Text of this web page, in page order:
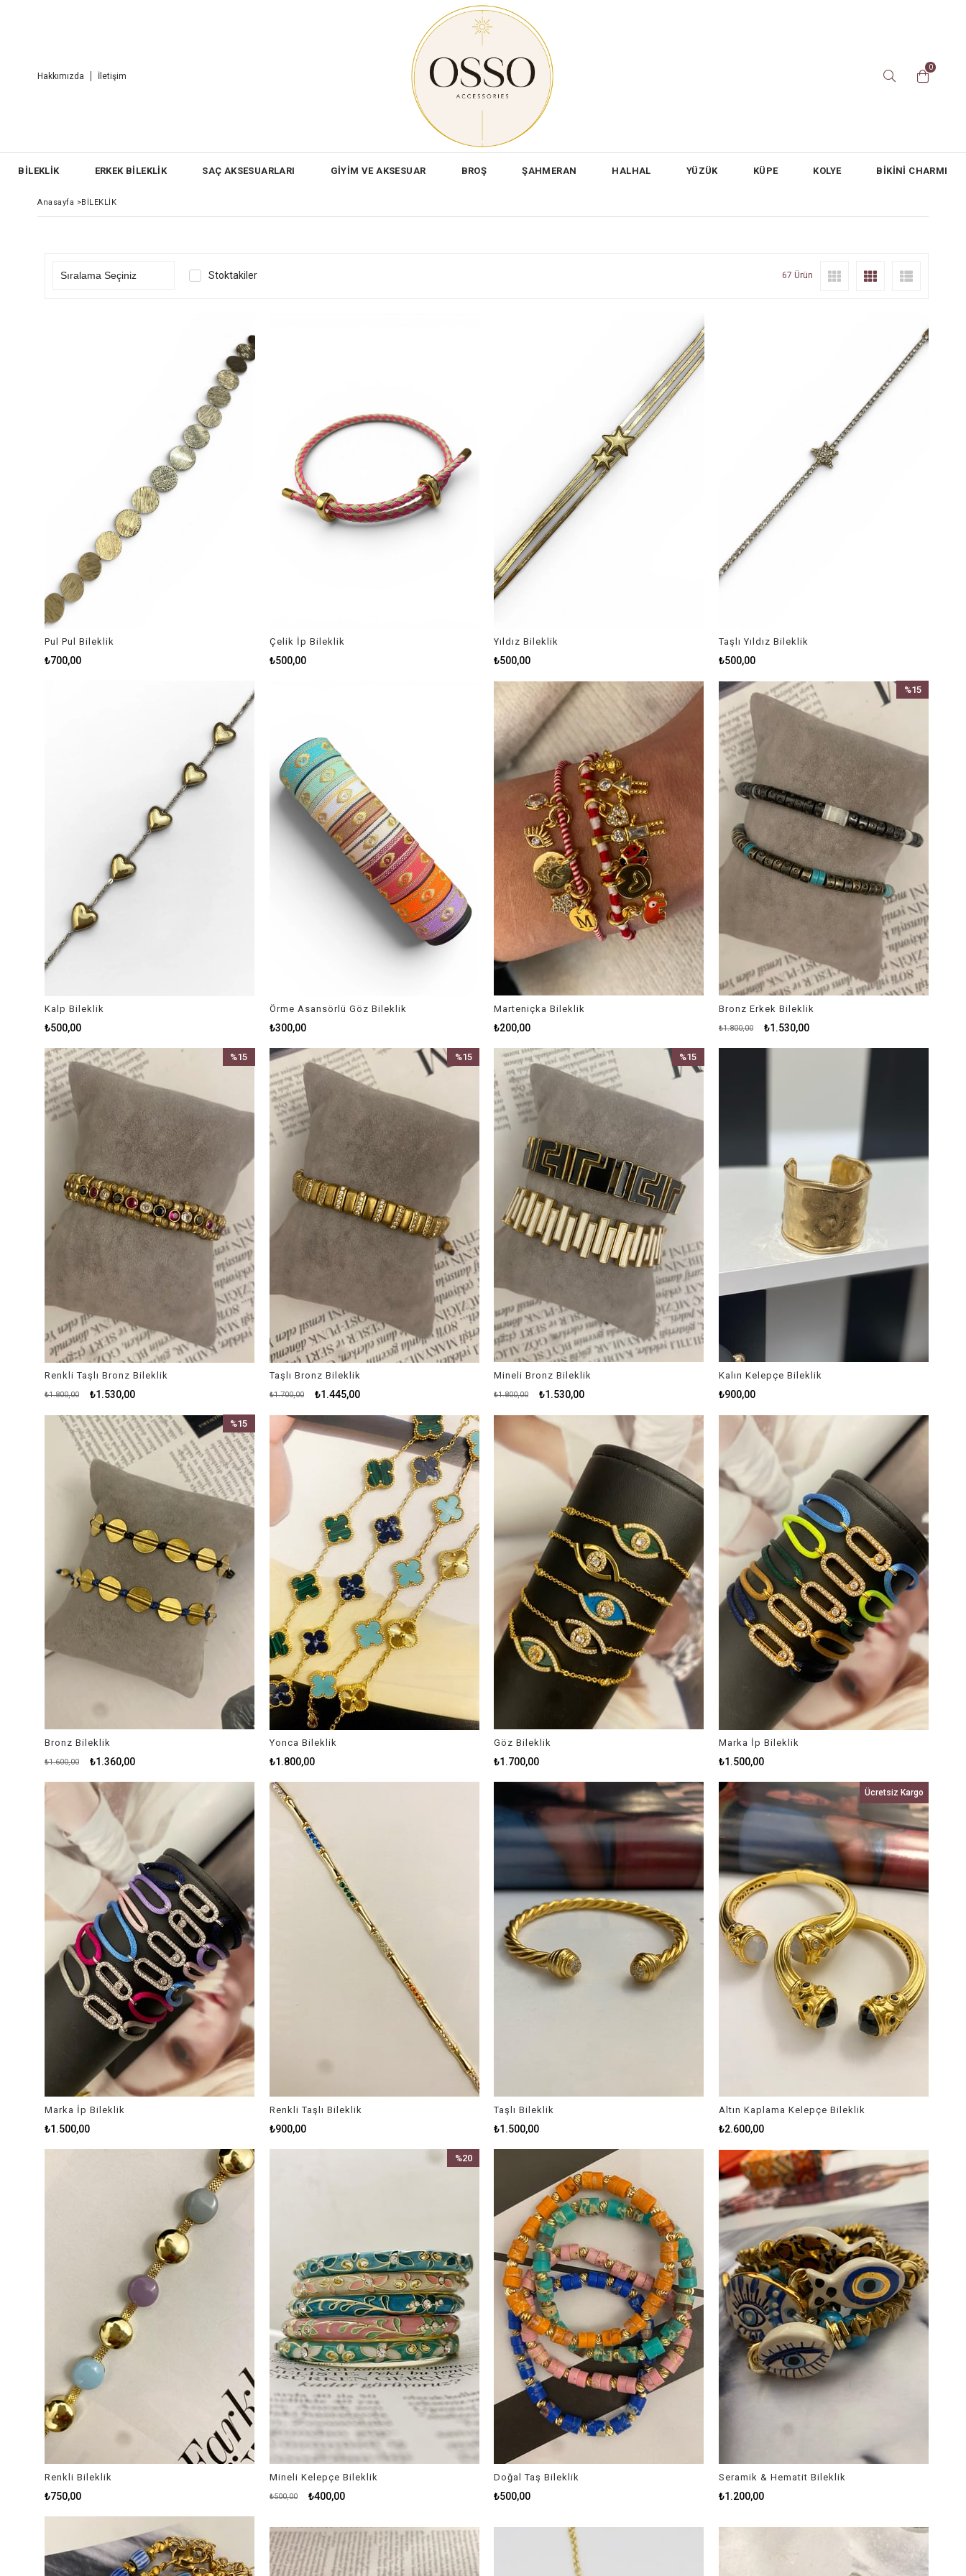
Hakkımızda İletişim
0
BİLEKLİK ERKEK BİLEKLİK SAÇ AKSESUARLARI GİYİM VE AKSESUAR BROŞ ŞAHMERAN HALHAL YÜZÜK KÜPE KOLYE BİKİNİ CHARMI
Anasayfa >BİLEKLİK
Stoktakiler 67 Ürün
Pul Pul Bileklik
₺700,00
Çelik İp Bileklik
₺500,00
Yıldız Bileklik
₺500,00
Taşlı Yıldız Bileklik
₺500,00
Kalp Bileklik
₺500,00
Örme Asansörlü Göz Bileklik
₺300,00
Marteniçka Bileklik
₺200,00
Bronz Erkek Bileklik
₺1.530,00
₺1.800,00
%15
Renkli Taşlı Bronz Bileklik
₺1.530,00
₺1.800,00
%15
Taşlı Bronz Bileklik
₺1.445,00
₺1.700,00
%15
Mineli Bronz Bileklik
₺1.530,00
₺1.800,00
%15
İndirim
Kalın Kelepçe Bileklik
₺900,00
Bronz Bileklik
₺1.360,00
₺1.600,00
%15
İndirim
%15İndirim
Yonca Bileklik
₺1.800,00
Göz Bileklik
₺1.700,00
Marka İp Bileklik
₺1.500,00
Marka İp Bileklik
₺1.500,00
Renkli Taşlı Bileklik
₺900,00
Taşlı Bileklik
₺1.500,00
Altın Kaplama Kelepçe Bileklik
₺2.600,00
Ücretsiz Kargo
Renkli Bileklik
₺750,00
Mineli Kelepçe Bileklik
₺400,00
₺500,00
%20
Doğal Taş Bileklik
₺500,00
Seramik & Hematit Bileklik
₺1.200,00